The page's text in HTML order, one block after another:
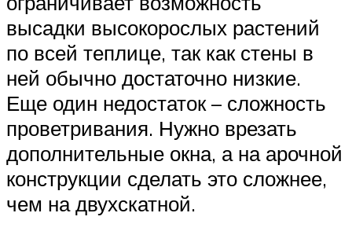
высадки высокорослых растений
по всей теплице, так как стены в
ней обычно достаточно низкие.
Еще один недостаток – сложность
проветривания. Нужно врезать
дополнительные окна, а на арочной
конструкции сделать это сложнее,
чем на двухскатной.